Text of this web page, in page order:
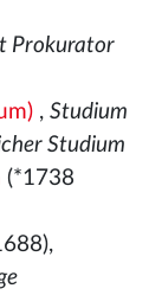
Prokurator
, Studium
Studium
(*1738